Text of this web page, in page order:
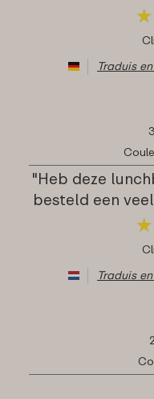
★
★
Traduis
"Heb deze
besteld een
★
★
Traduis